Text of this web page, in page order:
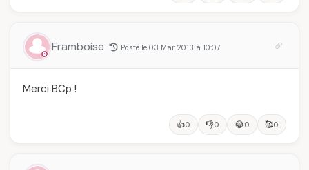
Framboise Posté le 03 Mar 2013 à 10:07
Merci BCp !
👍0 👎0 😂0 🥰0